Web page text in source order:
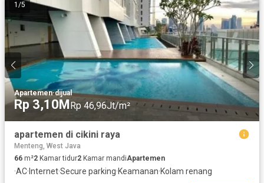
1 /5
Apartemen·dijual
Rp 3,10MRp 46,96Jt/m²
apartemen di cikini raya
Menteng, West Java
66 m²2 Kamar tidur2 Kamar mandiApartemen
·AC· Internet·Secure parking·Keamanan·Kolam renang